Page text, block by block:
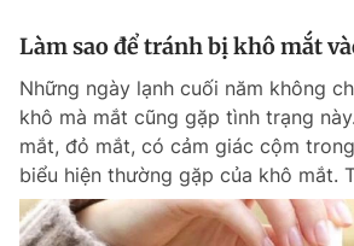
Chuyên mục
Chuyên mục khác
Chào ngày mới Tin 24h
Thông tin tài khoản
Đổi mật khẩu
Tin đã lưu
Tin đã xem
Làm sao để tránh bị khô mắt
Những ngày lạnh cuối năm không
khô mà mắt cũng gặp tình trạng
mắt, đỏ mắt, có cảm giác cộm
biểu hiện thường gặp của khô mắt.